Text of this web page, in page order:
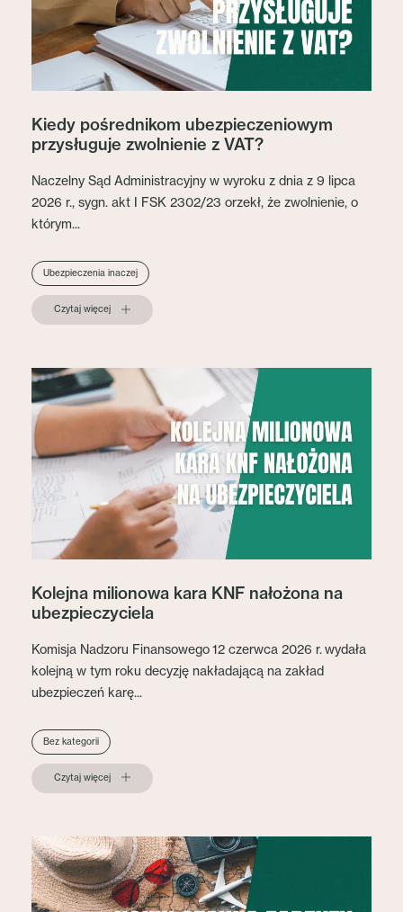
Kiedy pośrednikom ubezpieczeniowym
przysługuje zwolnienie z VAT?
Naczelny Sąd Administracyjny w wyroku z dnia z 9 lipca
2026 r., sygn. akt I FSK 2302/23 orzekł, że zwolnienie, o
którym...
Ubezpieczenia inaczej
Czytaj więcej
Kolejna milionowa kara KNF nałożona na
ubezpieczyciela
Komisja Nadzoru Finansowego 12 czerwca 2026 r. wydała
kolejną w tym roku decyzję nakładającą na zakład
ubezpieczeń karę...
Bez kategorii
Czytaj więcej